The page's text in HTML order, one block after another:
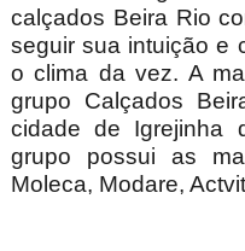
calçados Beira Rio
seguir sua intuição e
o clima da vez. A
grupo Calçados
cidade de Igrejinha
grupo possui as
Moleca, Modare,